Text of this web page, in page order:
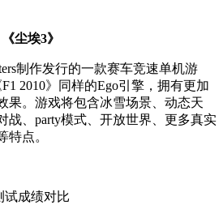
尘埃3》
制作发行的一款赛车竞速单机游
2010》同样的Ego引擎，拥有更加
果。游戏将包含冰雪场景、动态天
战、party模式、开放世界、更多真实
特点。
试成绩对比